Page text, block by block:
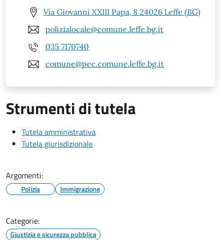
Via Giovanni XXIII Papa, 8 24026 Leffe (BG)
polizialocale@comune.leffe.bg.it
035 7170740
comune@pec.comune.leffe.bg.it
Strumenti di tutela
Tutela amministrativa
Tutela giurisdizionale
Argomenti:
Polizia Immigrazione
Categorie:
Giustizia e sicurezza pubblica